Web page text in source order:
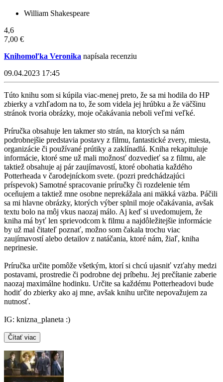
William Shakespeare
4,6
7,00 €
Knihomoľka Veronika napísala recenziu
09.04.2023 17:45
Túto knihu som si kúpila viac-menej preto, že sa mi hodila do HP
zbierky a vzhľadom na to, že som videla jej hrúbku a že väčšinu
stránok tvoria obrázky, moje očakávania neboli veľmi veľké.
Príručka obsahuje len takmer sto strán, na ktorých sa nám
podrobnejšie predstavia postavy z filmu, fantastické zvery, miesta,
organizácie či používané prútiky a zaklínadlá. Kniha rekapituluje
informácie, ktoré sme už mali možnosť dozvedieť sa z filmu, ale
taktiež obsahuje aj pár zaujímavostí, ktoré obohatia každého
Potterheada v čarodejníckom svete. (pozri predchádzajúci
príspevok) Samotné spracovanie príručky či rozdelenie tém
oceňujem a taktiež mne osobne neprekážala ani mäkká väzba. Páčili
sa mi hlavne obrázky, ktorých výber splnil moje očakávania, avšak
textu bolo na môj vkus naozaj málo. Aj keď si uvedomujem, že
kniha má byť len sprievodcom k filmu a najdôležitejšie informácie
by už mal čitateľ poznať, možno som čakala trochu viac
zaujímavostí alebo detailov z natáčania, ktoré nám, žiaľ, kniha
neprinesie.
Príručka určite pomôže všetkým, ktorí si chcú ujasniť vzťahy medzi
postavami, prostredie či podrobne dej príbehu. Jej prečítanie zaberie
naozaj maximálne hodinku. Určite sa každému Potterheadovi bude
hodiť do zbierky ako aj mne, avšak knihu určite nepovažujem za
nutnosť.
IG: knizna_planeta :)
Čítať viac